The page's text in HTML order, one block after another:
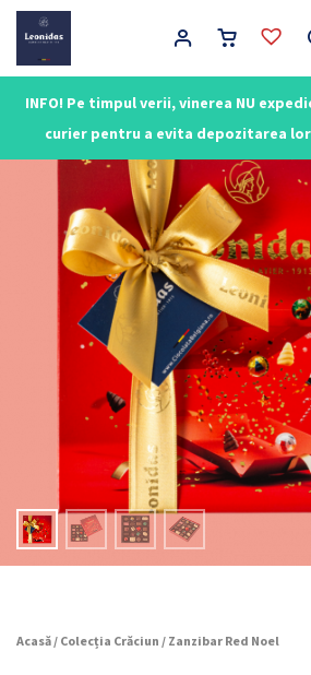
INFO! Pe timpul verii, vinerea NU
curier pentru a evita depozitarea
Main Navigation
Acasă/ Colecția Crăciun / Zanzibar Red Noel